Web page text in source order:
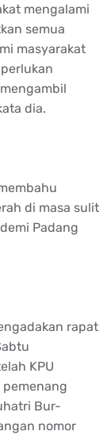
mengalami
semua
masyarakat
dia.
di masa sulit
Padang
rapat
KPU
Bur-
nomor